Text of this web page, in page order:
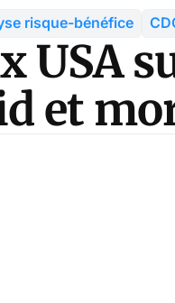
risque-bénéfice
USA
et